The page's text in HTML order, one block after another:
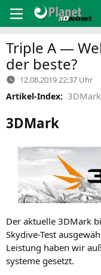
Inhalt
springen
Triple A —
der beste?
12.08.2019 22:37 Uhr
Artikel-Index: 3DMark
3DMark
Der aktu­el­le 3DMark
Sky­di­ve-Test
Leis­tung haben wir
sys­te­me gesetzt.